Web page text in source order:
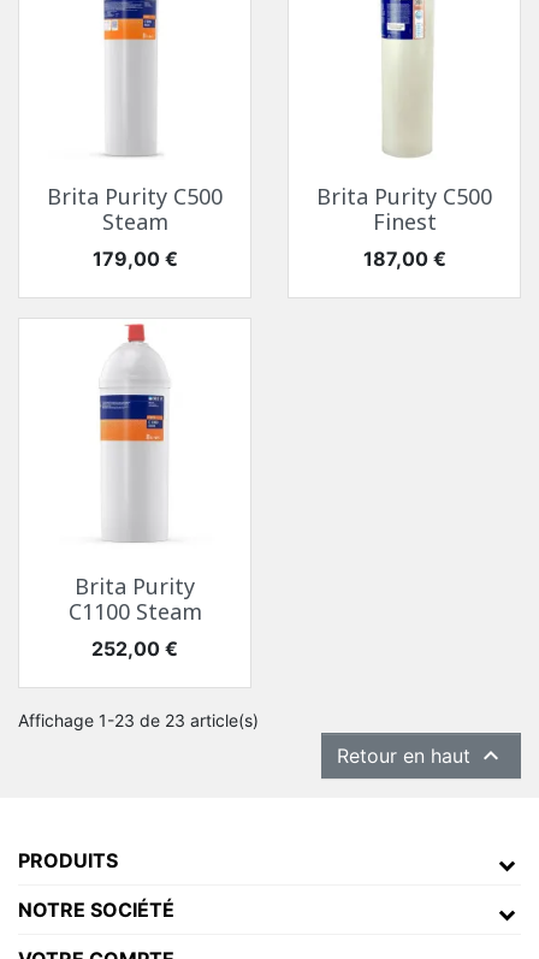
Brita Purity C500
Steam
Prix
179,00 €
Brita Purity C500
Finest
Prix
187,00 €
Brita Purity
C1100 Steam
Prix
252,00 €
Affichage 1-23 de 23 article(s)
Retour en haut 
PRODUITS
NOTRE SOCIÉTÉ